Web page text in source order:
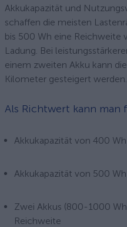
Akkukapazität und
schaffen die meisten
bis 500 Wh eine Reichweite
Ladung. Bei
einem zweiten Akku kann
Kilometer gesteigert werden.
Als Richtwert kann man
Akkukapazität von 400
Akkukapazität von 500
Zwei Akkus (800-1000
Reichweite